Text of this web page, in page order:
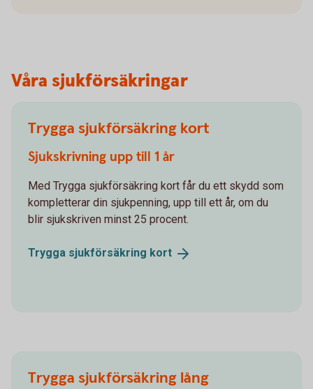
Våra sjukförsäkringar
Trygga sjukförsäkring kort
Sjukskrivning upp till 1 år
Med Trygga sjukförsäkring kort får du ett skydd som
kompletterar din sjukpenning, upp till ett år, om du
blir sjukskriven minst 25 procent.
Trygga sjukförsäkring kort
Trygga sjukförsäkring lång